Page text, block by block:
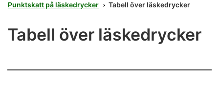
Punktskatt på läskedrycker
Tabell över läskedrycker
Tabell över läskedrycker